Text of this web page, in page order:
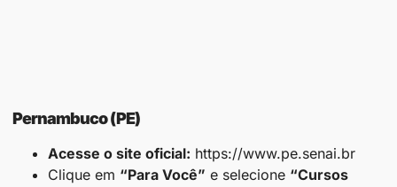
Pernambuco (PE)
Acesse o site oficial: https://www.pe.senai.br
Clique em “Para Você” e selecione “Cursos